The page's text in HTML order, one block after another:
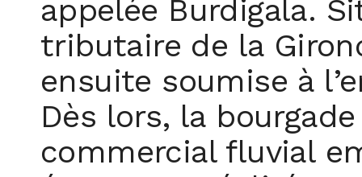
appelée Burdigala.
tributaire de la
ensuite soumise à
Dès lors, la
commercial fluvial